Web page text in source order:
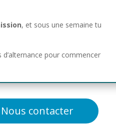
, et sous une semaine tu
pour commencer
Nous contacter